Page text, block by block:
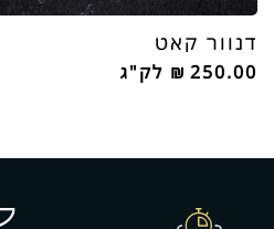
דנוור קאט
₪ 250.00 לק"ג